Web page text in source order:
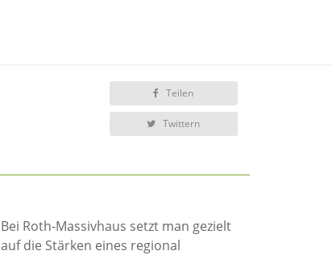
Teilen
Twittern
Bei Roth-Massivhaus setzt man gezielt
auf die Stärken eines regional